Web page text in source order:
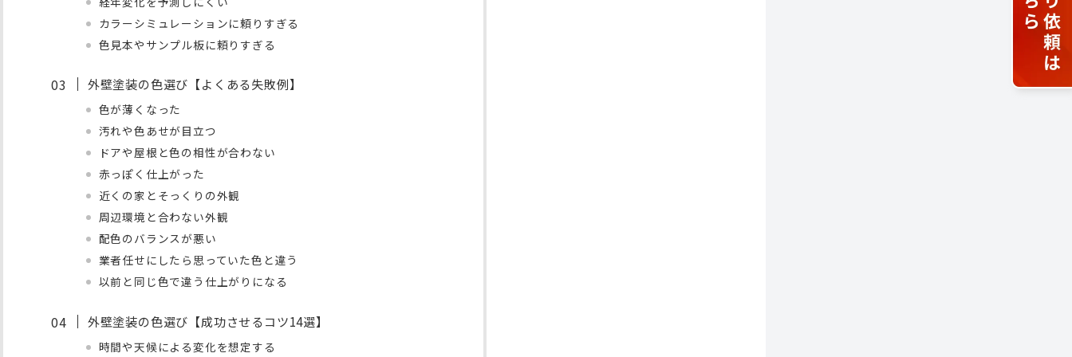
カラーシミュレーションに頼りすぎる
色見本やサンプル板に頼りすぎる
外壁塗装の色選び【よくある失敗例】
色が薄くなった
汚れや色あせが目立つ
ドアや屋根と色の相性が合わない
赤っぽく仕上がった
近くの家とそっくりの外観
周辺環境と合わない外観
配色のバランスが悪い
業者任せにしたら思っていた色と違う
以前と同じ色で違う仕上がりになる
外壁塗装の色選び【成功させるコツ14選】
時間や天候による変化を想定する